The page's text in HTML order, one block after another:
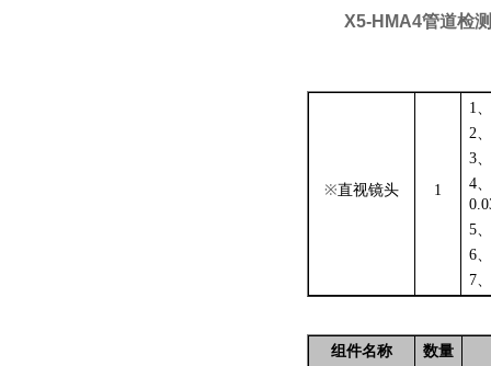
X5-HMA4管道检
※直视镜头 1
1、
2、
3、
4、
5、
6
7
组件名称 数量